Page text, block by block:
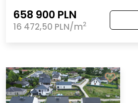
658 900 PLN
16 472,50 PLN/m2